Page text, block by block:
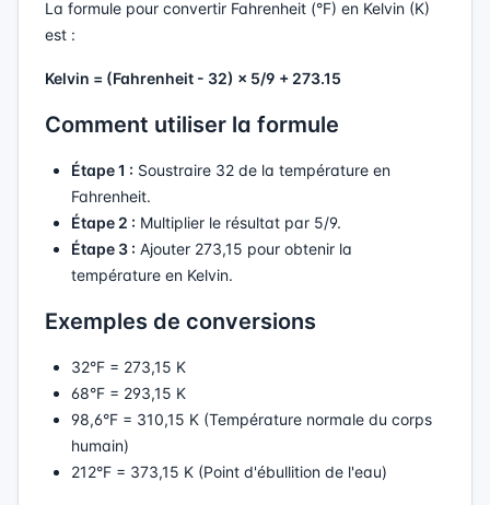
La formule pour convertir Fahrenheit (°F) en Kelvin (K)
est :
Kelvin = (Fahrenheit - 32) × 5/9 + 273.15
Comment utiliser la formule
Étape 1 : Soustraire 32 de la température en
Fahrenheit.
Étape 2 : Multiplier le résultat par 5/9.
Étape 3 : Ajouter 273,15 pour obtenir la
température en Kelvin.
Exemples de conversions
32°F = 273,15 K
68°F = 293,15 K
98,6°F = 310,15 K (Température normale du corps
humain)
212°F = 373,15 K (Point d'ébullition de l'eau)